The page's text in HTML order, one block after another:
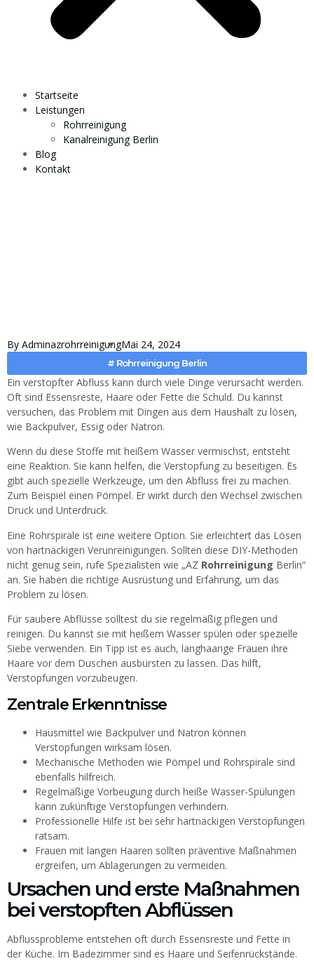
Startseite
Leistungen
Rohrreinigung
Kanalreinigung Berlin
Blog
Kontakt
By AdminazrohrreinigungMai 24, 2024
# Rohrreinigung Berlin
Ein verstopfter Abfluss kann durch viele Dinge verursacht werden.
Oft sind Essensreste, Haare oder Fette die Schuld. Du kannst
versuchen, das Problem mit Dingen aus dem Haushalt zu lösen,
wie Backpulver, Essig oder Natron.
Wenn du diese Stoffe mit heißem Wasser vermischst, entsteht
eine Reaktion. Sie kann helfen, die Verstopfung zu beseitigen. Es
gibt auch spezielle Werkzeuge, um den Abfluss frei zu machen.
Zum Beispiel einen Pömpel. Er wirkt durch den Wechsel zwischen
Druck und Unterdruck.
Eine Rohrspirale ist eine weitere Option. Sie erleichtert das Lösen
von hartnäckigen Verunreinigungen. Sollten diese DIY-Methoden
nicht genug sein, rufe Spezialisten wie „AZ Rohrreinigung Berlin“
an. Sie haben die richtige Ausrüstung und Erfahrung, um das
Problem zu lösen.
Für saubere Abflüsse solltest du sie regelmäßig pflegen und
reinigen. Du kannst sie mit heißem Wasser spülen oder spezielle
Siebe verwenden. Ein Tipp ist es auch, langhaarige Frauen ihre
Haare vor dem Duschen ausbürsten zu lassen. Das hilft,
Verstopfungen vorzubeugen.
Zentrale Erkenntnisse
Hausmittel wie Backpulver und Natron können
Verstopfungen wirksam lösen.
Mechanische Methoden wie Pömpel und Rohrspirale sind
ebenfalls hilfreich.
Regelmäßige Vorbeugung durch heiße Wasser-Spülungen
kann zukünftige Verstopfungen verhindern.
Professionelle Hilfe ist bei sehr hartnäckigen Verstopfungen
ratsam.
Frauen mit langen Haaren sollten präventive Maßnahmen
ergreifen, um Ablagerungen zu vermeiden.
Ursachen und erste Maßnahmen
bei verstopften Abflüssen
Abflussprobleme entstehen oft durch Essensreste und Fette in
der Küche. Im Badezimmer sind es Haare und Seifenrückstände.